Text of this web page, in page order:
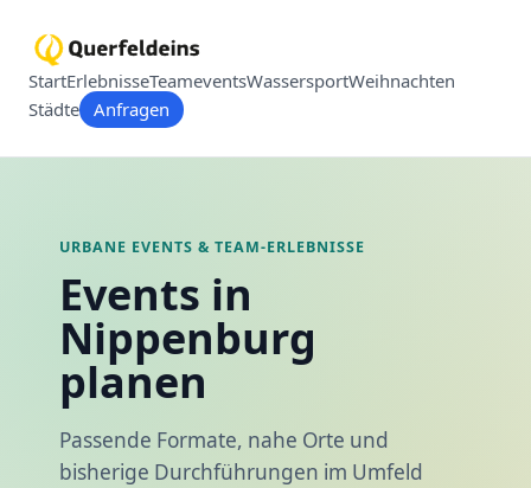
StartErlebnisseTeameventsWassersportWeihnachten
Städte Anfragen
URBANE EVENTS & TEAM-ERLEBNISSE
Events in
Nippenburg
planen
Passende Formate, nahe Orte und
bisherige Durchführungen im Umfeld